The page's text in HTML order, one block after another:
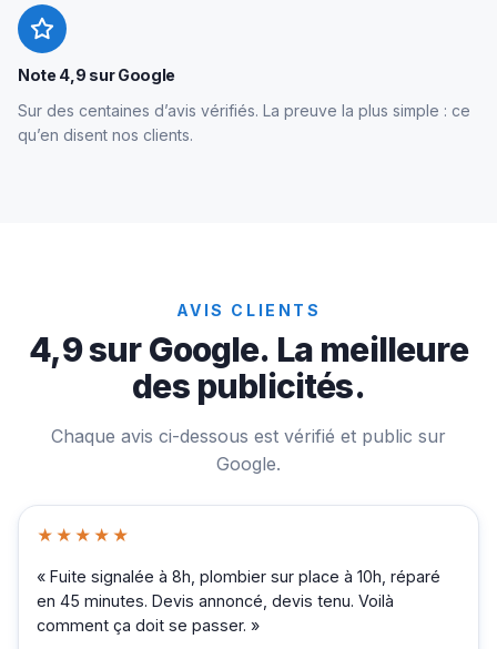
Note 4,9 sur Google
Sur des centaines d’avis vérifiés. La preuve la plus simple : ce
qu’en disent nos clients.
AVIS CLIENTS
4,9 sur Google. La meilleure
des publicités.
Chaque avis ci-dessous est vérifié et public sur
Google.
★★★★★
« Fuite signalée à 8h, plombier sur place à 10h, réparé
en 45 minutes. Devis annoncé, devis tenu. Voilà
comment ça doit se passer. »